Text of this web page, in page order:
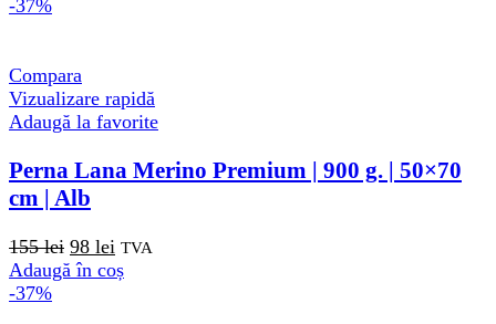
-37%
Compara
Vizualizare rapidă
Adaugă la favorite
Perna Lana Merino Premium | 900 g. | 50×70
cm | Alb
155lei Prețul
inițial
98 lei Prețul
curent
TVA
Adaugă în coș
-37%